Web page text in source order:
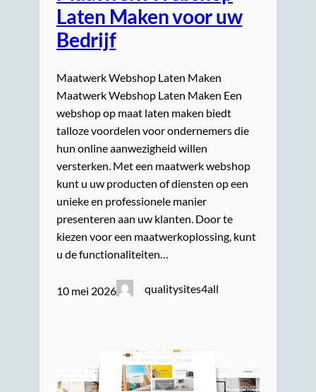
Laten Maken voor uw
Bedrijf
Maatwerk Webshop Laten Maken
Maatwerk Webshop Laten Maken Een
webshop op maat laten maken biedt
talloze voordelen voor ondernemers die
hun online aanwezigheid willen
versterken. Met een maatwerk webshop
kunt u uw producten of diensten op een
unieke en professionele manier
presenteren aan uw klanten. Door te
kiezen voor een maatwerkoplossing, kunt
u de functionaliteiten…
10 mei 2026 qualitysites4all